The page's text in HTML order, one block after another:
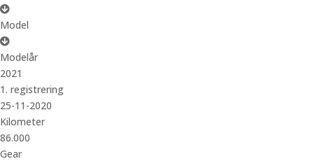
Model
Modelår
2021
1. registrering
25-11-2020
Kilometer
86.000
Gear